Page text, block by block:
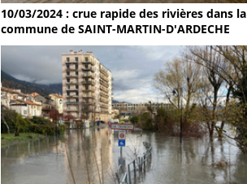
10/03/2024 : crue rapide des rivières dans la
commune de SAINT-MARTIN-D'ARDECHE